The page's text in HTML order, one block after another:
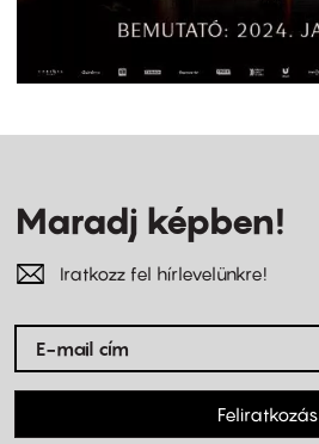
Maradj képben!
Iratkozz fel hírlevelünkre!
Feliratkozás